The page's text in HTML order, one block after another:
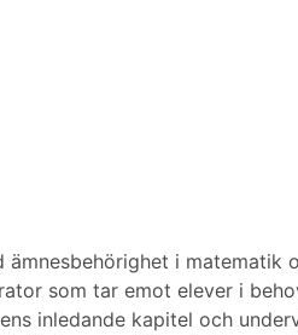
i
som tar emot elever i
inledande kapitel och